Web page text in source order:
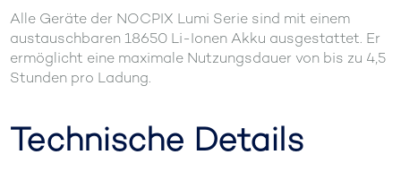
Alle Geräte der NOCPIX Lumi Serie sind mit einem
austauschbaren 18650 Li-Ionen Akku ausgestattet. Er
ermöglicht eine maximale Nutzungsdauer von bis zu 4,5
Stunden pro Ladung.
Technische Details